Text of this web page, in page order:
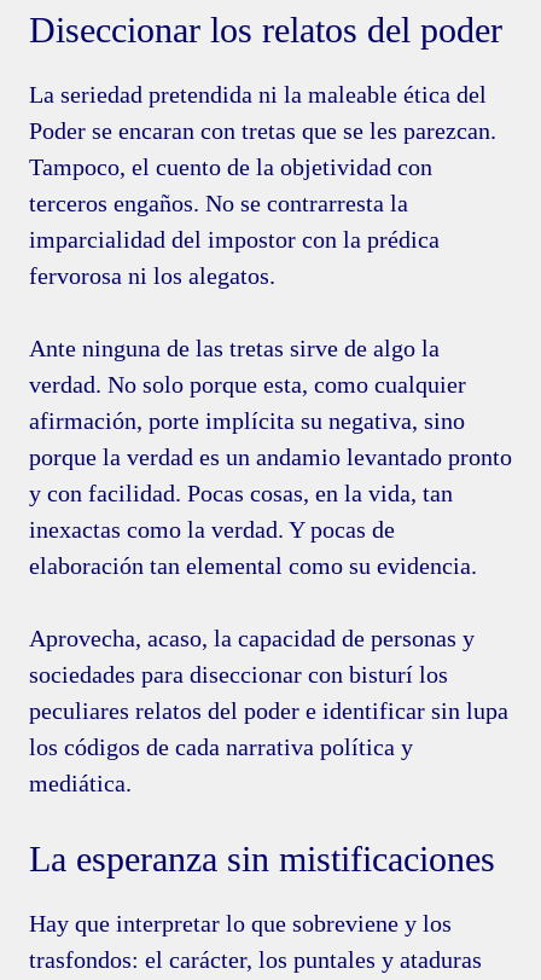
Diseccionar los relatos del poder
La seriedad pretendida ni la maleable ética del
Poder se encaran con tretas que se les parezcan.
Tampoco, el cuento de la objetividad con
terceros engaños. No se contrarresta la
imparcialidad del impostor con la prédica
fervorosa ni los alegatos.
Ante ninguna de las tretas sirve de algo la
verdad. No solo porque esta, como cualquier
afirmación, porte implícita su negativa, sino
porque la verdad es un andamio levantado pronto
y con facilidad. Pocas cosas, en la vida, tan
inexactas como la verdad. Y pocas de
elaboración tan elemental como su evidencia.
Aprovecha, acaso, la capacidad de personas y
sociedades para diseccionar con bisturí los
peculiares relatos del poder e identificar sin lupa
los códigos de cada narrativa política y
mediática.
La esperanza sin mistificaciones
Hay que interpretar lo que sobreviene y los
trasfondos: el carácter, los puntales y ataduras